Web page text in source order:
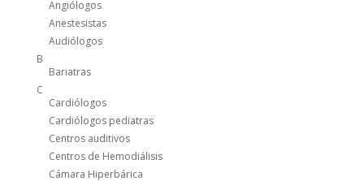
Angiólogos
Anestesistas
Audiólogos
B
Bariatras
C
Cardiólogos
Cardiólogos pediatras
Centros auditivos
Centros de Hemodiálisis
Cámara Hiperbárica